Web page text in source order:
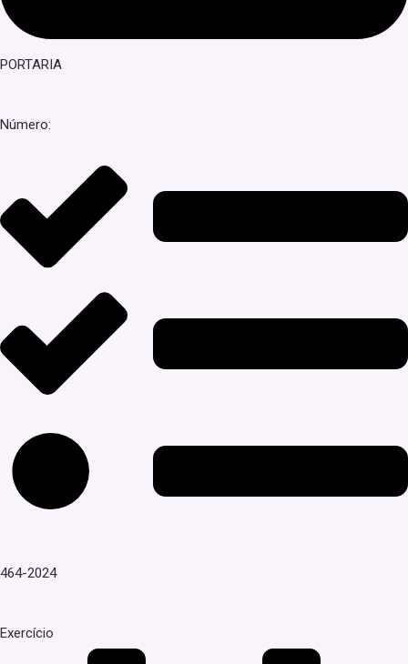
PORTARIA
Número:
464-2024
Exercício